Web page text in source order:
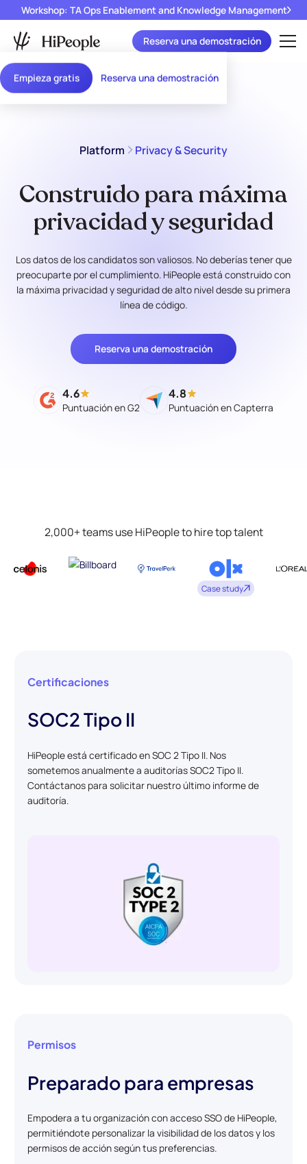
Empieza gratis Reserva una demostración
Workshop: TA Ops Enablement and Knowledge Management
Reserva una demostración
Platform Privacy & Security
Construido para máxima
privacidad y seguridad
Los datos de los candidatos son valiosos. No deberías tener que
preocuparte por el cumplimiento. HiPeople está construido con
la máxima privacidad y seguridad de alto nivel desde su primera
línea de código.
Reserva una demostración
4.6
Puntuación en G2
4.8
Puntuación en Capterra
2,000+ teams use HiPeople to hire top talent
Case study
Certificaciones
SOC2 Tipo II
HiPeople está certificado en SOC 2 Tipo II. Nos
sometemos anualmente a auditorías SOC2 Tipo II.
Contáctanos para solicitar nuestro último informe de
auditoría.
Permisos
Preparado para empresas
Empodera a tu organización con acceso SSO de HiPeople,
permitiéndote personalizar la visibilidad de los datos y los
permisos de acción según tus preferencias.